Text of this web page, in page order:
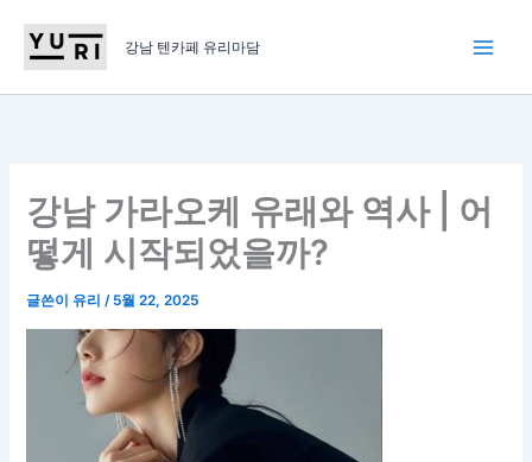
로
강남 텐카페 유리마담
강남 가라오케 유래와 역사 | 어
떻게 시작되었을까?
글쓴이 유리/ 5월 22, 2025